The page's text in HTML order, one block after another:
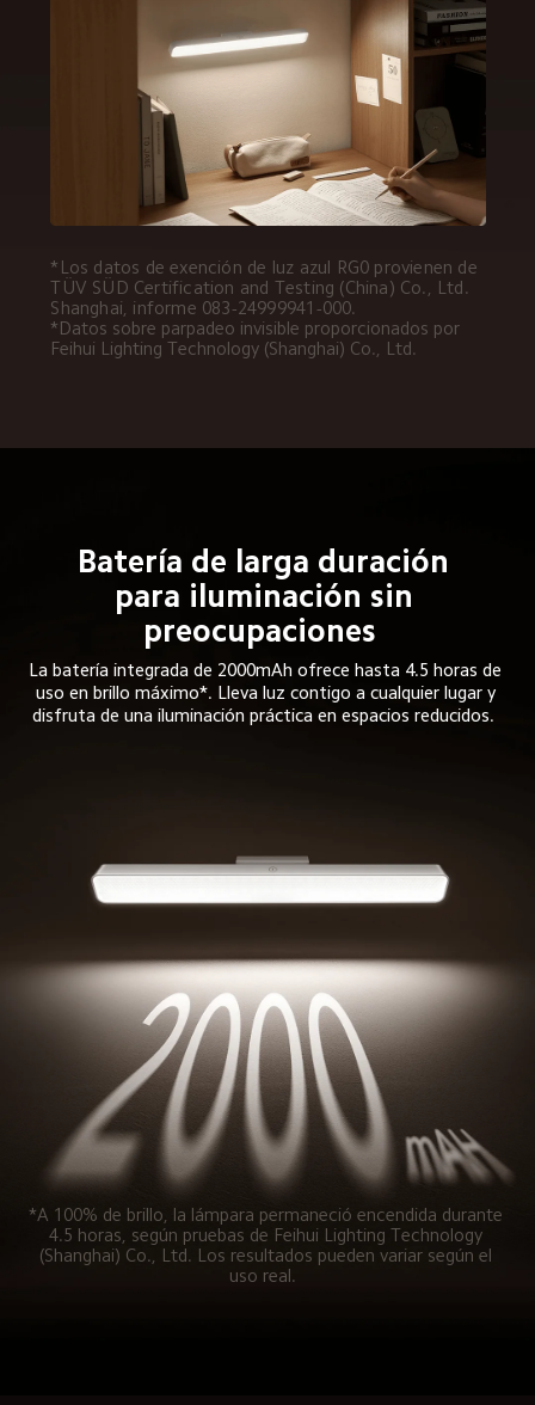
*Los datos de exención de luz azul RG0 provienen de
TÜV SÜD Certification and Testing (China) Co., Ltd.
Shanghai, informe 083-24999941-000.
*Datos sobre parpadeo invisible proporcionados por
Feihui Lighting Technology (Shanghai) Co., Ltd.
Batería de larga duración
para iluminación sin
preocupaciones
La batería integrada de 2000mAh ofrece hasta 4.5 horas de
uso en brillo máximo*. Lleva luz contigo a cualquier lugar y
disfruta de una iluminación práctica en espacios reducidos.
*A 100% de brillo, la lámpara permaneció encendida durante
4.5 horas, según pruebas de Feihui Lighting Technology
(Shanghai) Co., Ltd. Los resultados pueden variar según el
uso real.